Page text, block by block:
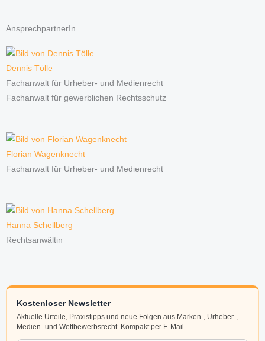
AnsprechpartnerIn
Dennis Tölle
Fachanwalt für Urheber- und Medienrecht
Fachanwalt für gewerblichen Rechtsschutz
Florian Wagenknecht
Fachanwalt für Urheber- und Medienrecht
Hanna Schellberg
Rechtsanwältin
Kostenloser Newsletter
Aktuelle Urteile, Praxistipps und neue Folgen aus Marken-, Urheber-,
Medien- und Wettbewerbsrecht. Kompakt per E-Mail.